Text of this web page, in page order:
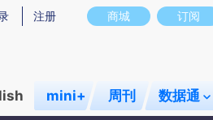
图存在偏差。不代表财新观点和立场。推荐
商城 订阅
注册
mini+ 周刊 数据通